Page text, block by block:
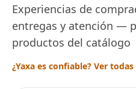
Experiencias de
entregas y atención —
productos del catálogo
¿Yaxa es confiable? Ver